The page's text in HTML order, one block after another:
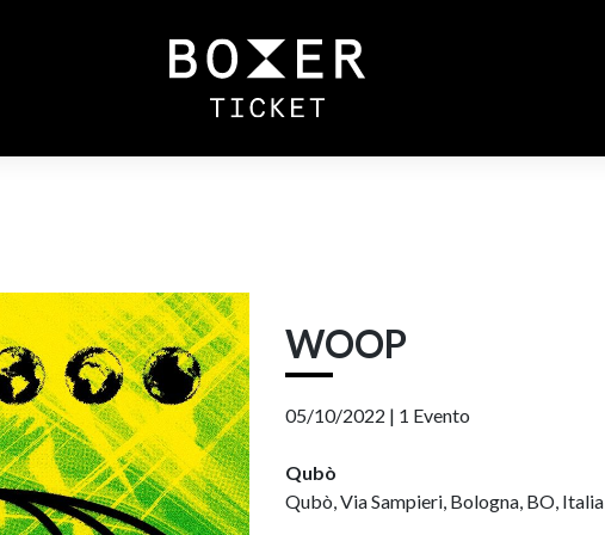
WOOP
05/10/2022 | 1 Evento
Qubò
Qubò, Via Sampieri, Bologna, BO, Italia